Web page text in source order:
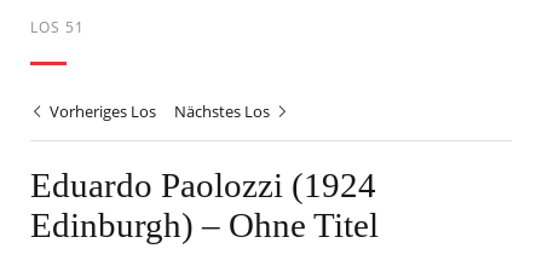
LOS 51
Vorheriges Los Nächstes Los
Eduardo Paolozzi (1924
Edinburgh) – Ohne Titel